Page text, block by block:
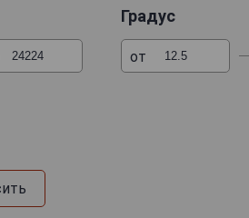
Градус
от